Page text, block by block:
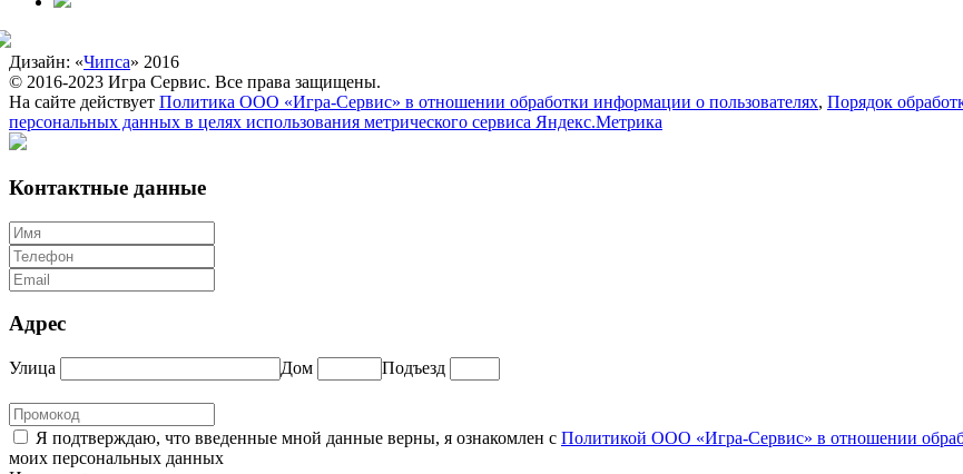
Дизайн: «Чипса» 2016
© 2016-2023 Игра Сервис. Все права защищены.
На сайте действует Политика ООО «Игра-Сервис» в отношении обработки информации о пользователях, Порядок
персональных данных в целях использования метрического сервиса Яндекс.Метрика
Контактные данные
Адрес
Улица Дом Подъезд
Я подтверждаю, что введенные мной данные верны, я ознакомлен с Политикой ООО «Игра-Сервис» в отношении
моих персональных данных